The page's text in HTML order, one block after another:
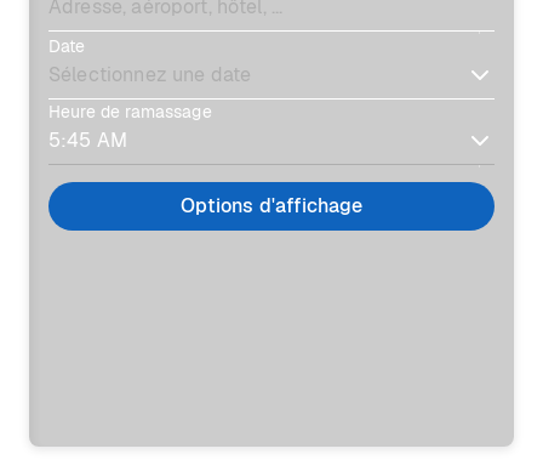
Date
Heure de ramassage
Options d'affichage